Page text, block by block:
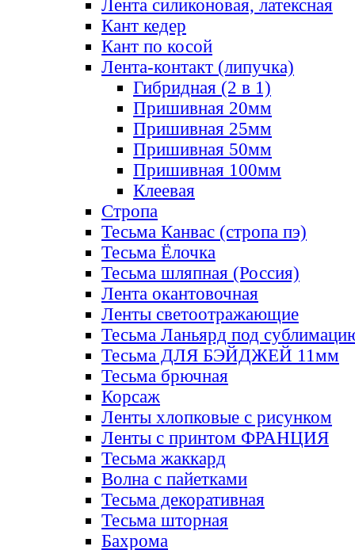
Лента силиконовая, латексная
Кант кедер
Кант по косой
Лента-контакт (липучка)
Гибридная (2 в 1)
Пришивная 20мм
Пришивная 25мм
Пришивная 50мм
Пришивная 100мм
Клеевая
Стропа
Тесьма Канвас (стропа пэ)
Тесьма Ёлочка
Тесьма шляпная (Россия)
Лента окантовочная
Ленты светоотражающие
Тесьма Ланьярд под
Тесьма ДЛЯ БЭЙДЖЕЙ 11мм
Тесьма брючная
Корсаж
Ленты хлопковые с рисунком
Ленты с принтом ФРАНЦИЯ
Тесьма жаккард
Волна с пайетками
Тесьма декоративная
Тесьма шторная
Бахрома